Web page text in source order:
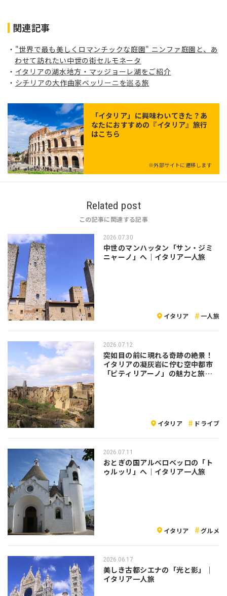
関連記事
"世界で最も美しくロマンチックな庭園" ニンファ庭園と、あ
わせて訪れたい中世の街セルモネータ
イタリアの湖水地方・マッジョーレ湖をご紹介
シチリアの大作曲家ベッリーニを巡る旅
「イタリア」に興味わいてきた？あ
なたにおすすめの『イタリア』旅行
はこちら
※外部サイトに遷移します
Related post
この記事に関連する記事
2026.07.30
中世のマンハッタン「サン・ジミ
ニャーノ」へ｜イタリア一人旅
イタリア 一人旅
2026.07.12
突如目の前に現れる奇跡の絶景！
イタリアの凝灰岩に佇む空中都市
「ピティリアーノ」の魅力と旅の
イタリア ドライブ
2026.07.11
おとぎの国アルベロベッロの「ト
ゥルッリ」へ｜イタリア一人旅
イタリア グルメ
2026.06.17
美しき古都シエナの「光と影」｜
イタリア一人旅